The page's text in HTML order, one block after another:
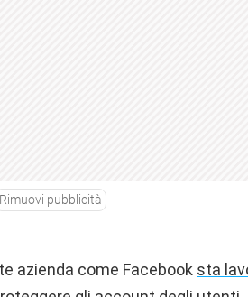
Rimuovi pubblicità
azienda come Facebook sta